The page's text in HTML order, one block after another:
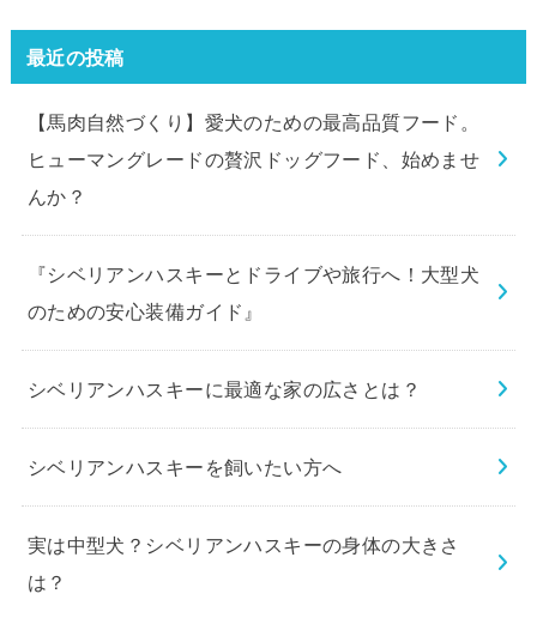
最近の投稿
【馬肉自然づくり】愛犬のための最高品質フード。
ヒューマングレードの贅沢ドッグフード、始めませ
んか？
『シベリアンハスキーとドライブや旅行へ！大型犬
のための安心装備ガイド』
シベリアンハスキーに最適な家の広さとは？
シベリアンハスキーを飼いたい方へ
実は中型犬？シベリアンハスキーの身体の大きさ
は？